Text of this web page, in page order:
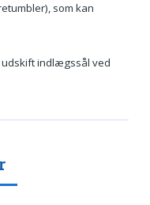
som kan
indlægssål ved